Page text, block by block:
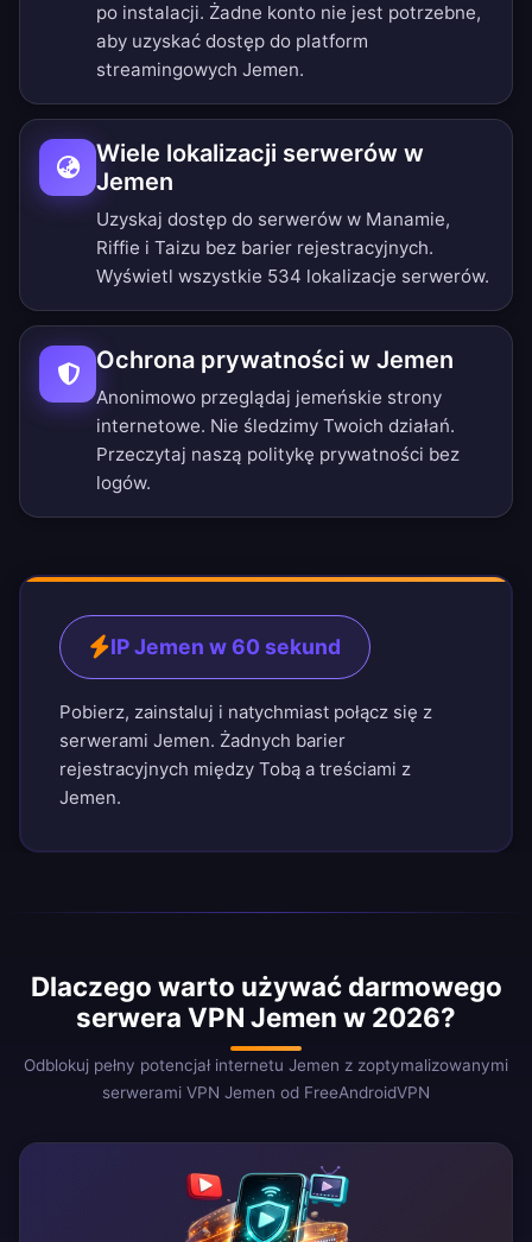
po instalacji. Żadne konto nie jest potrzebne,
aby uzyskać dostęp do platform
streamingowych Jemen.
Wiele lokalizacji serwerów w
Jemen
Uzyskaj dostęp do serwerów w Manamie,
Riffie i Taizu bez barier rejestracyjnych.
Wyświetl wszystkie 534 lokalizacje serwerów.
Ochrona prywatności w Jemen
Anonimowo przeglądaj jemeńskie strony
internetowe. Nie śledzimy Twoich działań.
Przeczytaj naszą politykę prywatności bez
logów.
IP Jemen w 60 sekund
Pobierz, zainstaluj i natychmiast połącz się z
serwerami Jemen. Żadnych barier
rejestracyjnych między Tobą a treściami z
Jemen.
Dlaczego warto używać darmowego
serwera VPN Jemen w 2026?
Odblokuj pełny potencjał internetu Jemen z zoptymalizowanymi
serwerami VPN Jemen od FreeAndroidVPN